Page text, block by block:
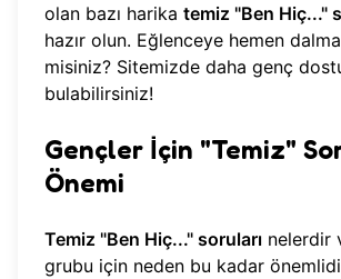
olan bazı harika temiz "Ben Hiç..."
hazır olun. Eğlenceye hemen
misiniz? Sitemizde daha genç
bulabilirsiniz!
Gençler İçin "Temiz"
Önemi
Temiz "Ben Hiç..." soruları nelerdir
grubu için neden bu kadar